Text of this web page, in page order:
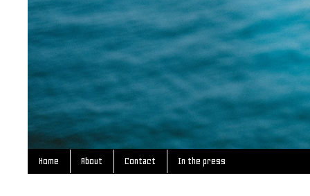
Home About Contact In the press